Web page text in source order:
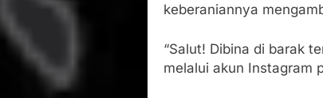
keberaniannya
“Salut! Dibina di barak
melalui akun Instagram